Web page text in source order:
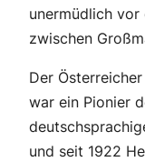
unermüdlich vor
zwischen
Der Österreicher
war ein Pionier
und seit 1922